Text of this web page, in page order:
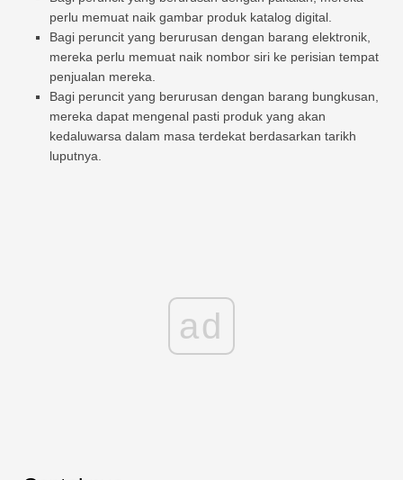
perlu memuat naik gambar produk katalog digital.
Bagi peruncit yang berurusan dengan barang elektronik,
mereka perlu memuat naik nombor siri ke perisian tempat
penjualan mereka.
Bagi peruncit yang berurusan dengan barang bungkusan,
mereka dapat mengenal pasti produk yang akan
kedaluwarsa dalam masa terdekat berdasarkan tarikh
luputnya.
ad